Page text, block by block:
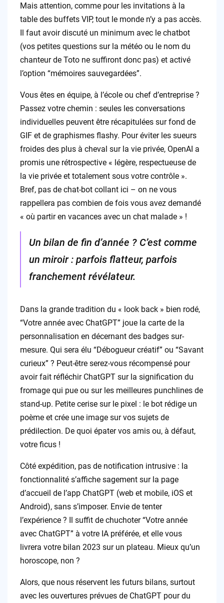
Mais attention, comme pour les invitations à la
table des buffets VIP, tout le monde n’y a pas accès.
Il faut avoir discuté un minimum avec le chatbot
(vos petites questions sur la météo ou le nom du
chanteur de Toto ne suffiront donc pas) et activé
l’option “mémoires sauvegardées”.
Vous êtes en équipe, à l’école ou chef d’entreprise ?
Passez votre chemin : seules les conversations
individuelles peuvent être récapitulées sur fond de
GIF et de graphismes flashy. Pour éviter les sueurs
froides des plus à cheval sur la vie privée, OpenAI a
promis une rétrospective « légère, respectueuse de
la vie privée et totalement sous votre contrôle ».
Bref, pas de chat-bot collant ici – on ne vous
rappellera pas combien de fois vous avez demandé
« où partir en vacances avec un chat malade » !
Un bilan de fin d’année ? C’est comme
un miroir : parfois flatteur, parfois
franchement révélateur.
Dans la grande tradition du « look back » bien rodé,
“Votre année avec ChatGPT” joue la carte de la
personnalisation en décernant des badges sur-
mesure. Qui sera élu “Débogueur créatif” ou “Savant
curieux” ? Peut-être serez-vous récompensé pour
avoir fait réfléchir ChatGPT sur la signification du
fromage qui pue ou sur les meilleures punchlines de
stand-up. Petite cerise sur le pixel : le bot rédige un
poème et crée une image sur vos sujets de
prédilection. De quoi épater vos amis ou, à défaut,
votre ficus !
Côté expédition, pas de notification intrusive : la
fonctionnalité s’affiche sagement sur la page
d’accueil de l’app ChatGPT (web et mobile, iOS et
Android), sans s’imposer. Envie de tenter
l’expérience ? Il suffit de chuchoter “Votre année
avec ChatGPT” à votre IA préférée, et elle vous
livrera votre bilan 2023 sur un plateau. Mieux qu’un
horoscope, non ?
Alors, que nous réservent les futurs bilans, surtout
avec les ouvertures prévues de ChatGPT pour du